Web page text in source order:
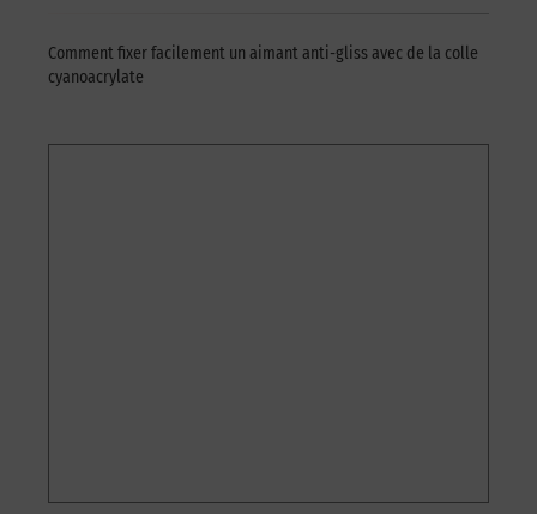
Comment fixer facilement un aimant anti-gliss avec de la colle
cyanoacrylate